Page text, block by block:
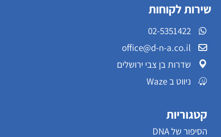
שירות לקוחות
02-5351422
office@d-n-a.co.il
שדרות בן צבי ירושלים
ניווט ב Waze
קטגוריות
הסיפור של DNA